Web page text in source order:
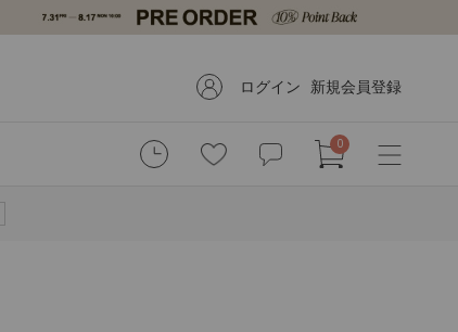
ログイン 新規会員登録
0